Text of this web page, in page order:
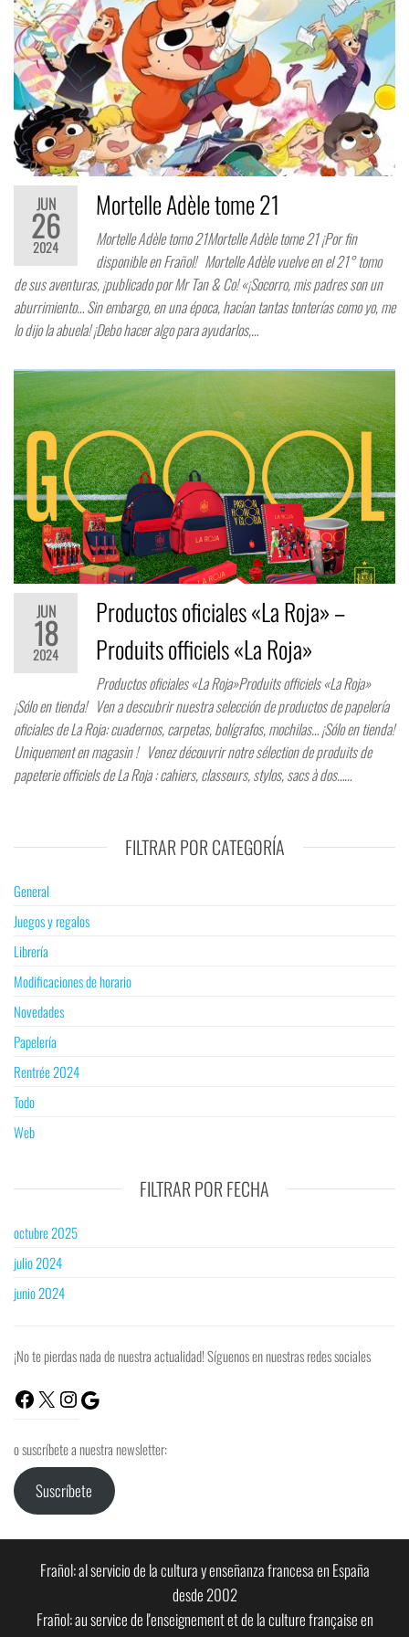
JUN
26
2024
Mortelle Adèle tome 21
Mortelle Adèle tomo 21Mortelle Adèle tome 21 ¡Por fin
disponible en Frañol! Mortelle Adèle vuelve en el 21° tomo
de sus aventuras, ¡publicado por Mr Tan & Co! «¡Socorro, mis padres son un
aburrimiento… Sin embargo, en una época, hacían tantas tonterías como yo, me
lo dijo la abuela! ¡Debo hacer algo para ayudarlos,…
JUN
18
2024
Productos oficiales «La Roja» –
Produits officiels «La Roja»
Productos oficiales «La Roja»Produits officiels «La Roja»
¡Sólo en tienda! Ven a descubrir nuestra selección de productos de papelería
oficiales de La Roja: cuadernos, carpetas, bolígrafos, mochilas… ¡Sólo en tienda!
Uniquement en magasin ! Venez découvrir notre sélection de produits de
papeterie officiels de La Roja : cahiers, classeurs, stylos, sacs à dos……
FILTRAR POR CATEGORÍA
General
Juegos y regalos
Librería
Modificaciones de horario
Novedades
Papelería
Rentrée 2024
Todo
Web
FILTRAR POR FECHA
octubre 2025
julio 2024
junio 2024
¡No te pierdas nada de nuestra actualidad! Síguenos en nuestras redes sociales
Facebook
X Instagram
o suscríbete a nuestra newsletter:
Suscríbete
Frañol: al servicio de la cultura y enseñanza francesa en España
desde 2002
Frañol: au service de l'enseignement et de la culture française en